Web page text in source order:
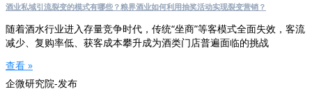
酒业私域引流裂变的模式有哪些？粮界酒业如何利用抽奖活动实现裂变营销？
随着酒水行业进入存量竞争时代，传统“坐商”等客模式全面失效，客流
减少、复购率低、获客成本攀升成为酒类门店普遍面临的挑战
查看 »
企微研究院-发布